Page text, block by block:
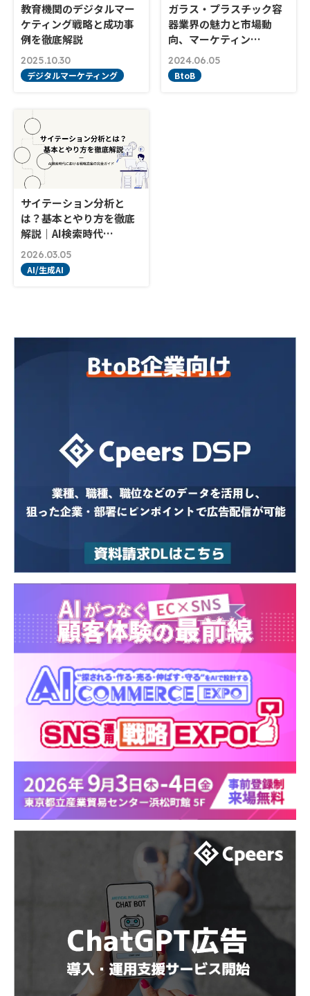
教育機関のデジタルマー
ケティング戦略と成功事
例を徹底解説
2025.10.30
デジタルマーケティング
ガラス・プラスチック容
器業界の魅力と市場動
向、マーケティン…
2024.06.05
BtoB
サイテーション分析と
は？基本とやり方を徹底
解説｜AI検索時代…
2026.03.05
AI/生成AI